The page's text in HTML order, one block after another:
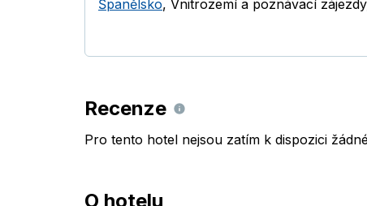
Španělsko, Vnitrozemí a poznávací zájezdy
Recenze
Pro tento hotel nejsou zatím k dispozici
O hotelu